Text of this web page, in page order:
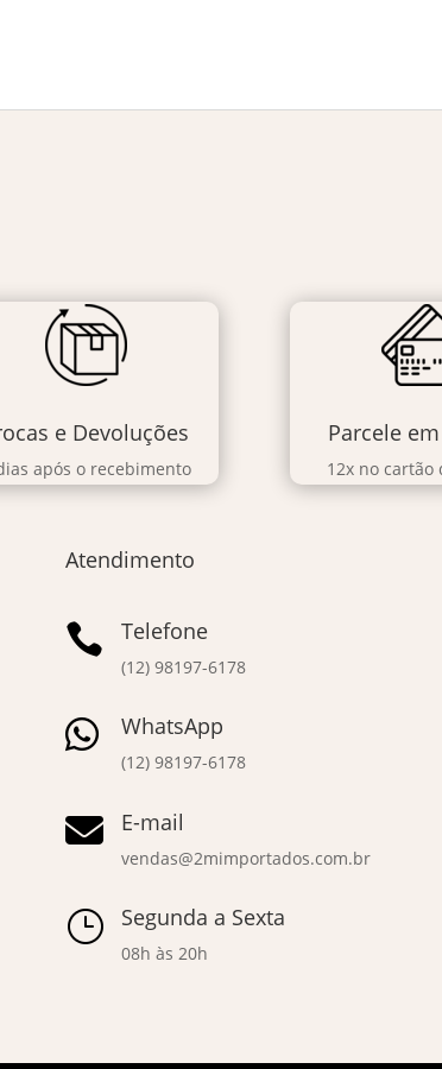
e Devoluções
após o recebimento
Parcele
12x no cartão
Atendimento
 Telefone
(12) 98197-6178
 WhatsApp
(12) 98197-6178
 E-mail
vendas@2mimportados.com.br
} Segunda a Sexta
08h às 20h